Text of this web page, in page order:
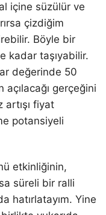
içine süzülür ve
çizdiğim
Böyle bir
kadar taşıyabilir.
değerinde 50
açılacağı gerçeğini
artışı fiyat
potansiyeli
etkinliğinin,
süreli bir ralli
hatırlatayım. Yine